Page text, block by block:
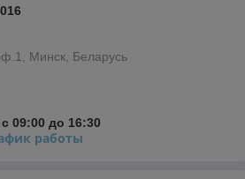
Минск, Беларусь
09:00 до 16:30
работы